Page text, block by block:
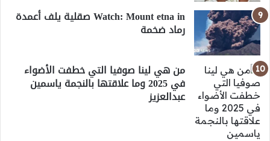
Watch: Mount etna in صقلية يلف أعمدة
رماد ضخمة
من هي لينا صوفيا التي خطفت الأضواء
في 2025 وما علاقتها بالنجمة ياسمين
عبدالعزيز